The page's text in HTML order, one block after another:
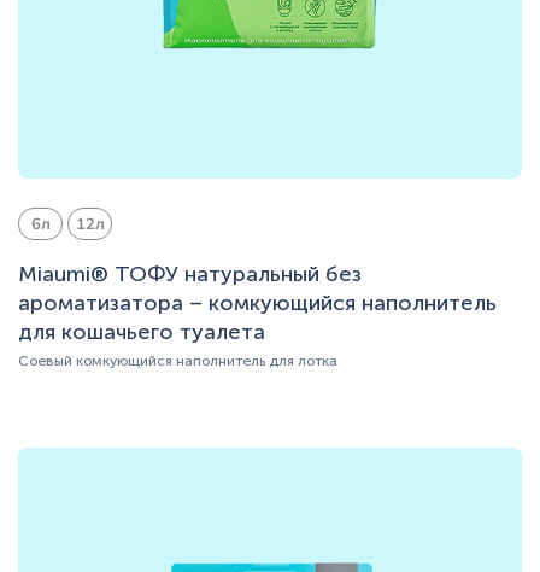
6л 12л
Miaumi® ТОФУ натуральный без
ароматизатора – комкующийся наполнитель
для кошачьего туалета
Соевый комкующийся наполнитель для лотка